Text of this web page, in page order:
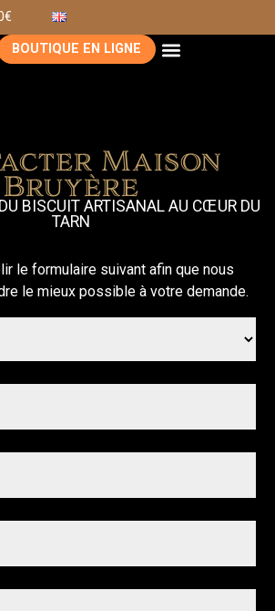
€
BOUTIQUE EN LIGNE
Maison
Bruyère
BISCUIT ARTISANAL AU CŒUR DU
TARN
le formulaire suivant afin que nous
le mieux possible à votre demande.